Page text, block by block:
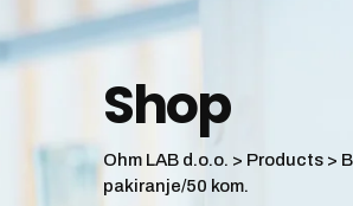
Shop
Ohm LAB d.o.o. > Products >
pakiranje/50 kom.